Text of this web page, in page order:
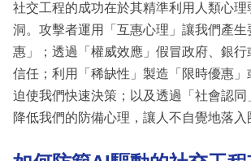
社交工程的成功在於其精準利用人類心
洞。攻擊者運用「互惠心理」讓我們產生
惠」；透過「權威效應」假冒政府、銀
信任；利用「稀缺性」製造「限時優惠」
迫使我們快速決策；以及透過「社會認同
降低我們的防備心理，讓人不自覺地落入